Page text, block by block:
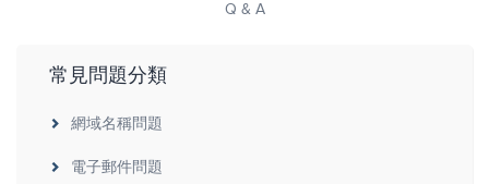
Q & A
常見問題分類
網域名稱問題
電子郵件問題